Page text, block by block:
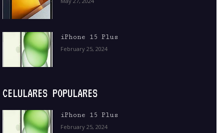
iPhone 15 Plus
February 25, 2024
CELULARES POPULARES
iPhone 15 Plus
February 25, 2024